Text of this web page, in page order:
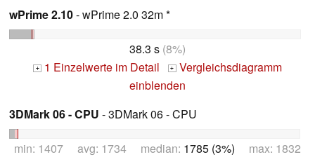
wPrime 2.10- wPrime 2.0 32m *
38.3 s (8%)
+ 1 Einzelwerte im Detail + Vergleichsdiagramm
einblenden
3DMark 06 - CPU - 3DMark 06 - CPU
min: 1407 avg: 1734 median: 1785 (3%) max: 1832